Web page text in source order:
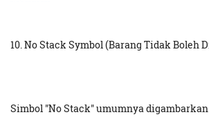
10. No Stack Symbol (Barang Tidak Boleh
Simbol "No Stack" umumnya